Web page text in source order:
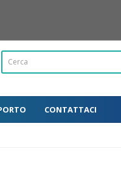
CONTATTACI